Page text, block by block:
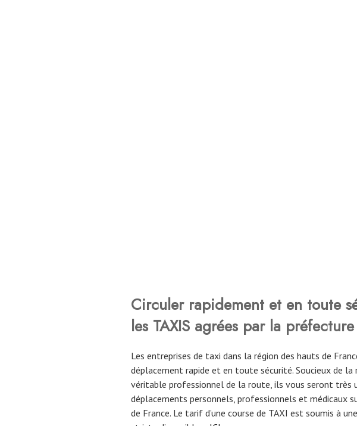
Circuler rapidement et en toute
les TAXIS agrées par la préfecture
Les entreprises de taxi dans la région des hauts de
déplacement rapide et en toute sécurité. Soucieux de
véritable professionnel de la route, ils vous seront très
déplacements personnels, professionnels et médicaux
de France. Le tarif d’une course de TAXI est soumis à